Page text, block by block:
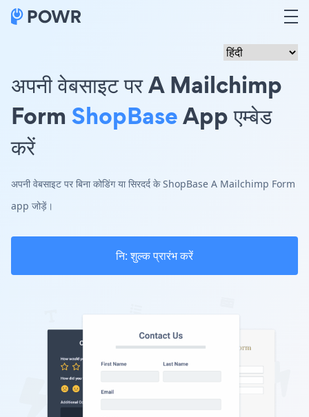
अपनी वेबसाइट पर A Mailchimp
Form ShopBaseApp एम्बेड
करें
अपनी वेबसाइट पर बिना कोडिंग या सिरदर्द के ShopBase A Mailchimp Form
app जोड़ें।
नि: शुल्क प्रारंभ करें